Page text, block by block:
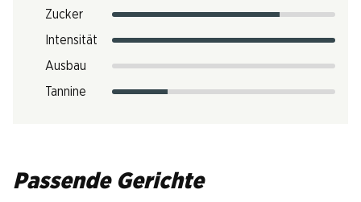
Zucker
Intensität
Ausbau
Tannine
Passende Gerichte